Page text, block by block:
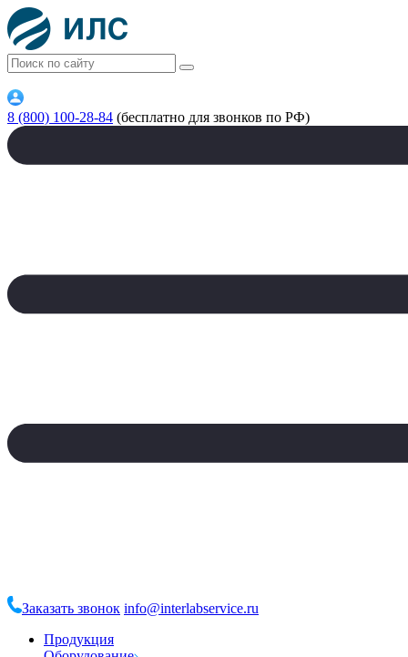
8 (800) 100-28-84 (бесплатно для звонков по РФ)
Заказать звонок info@interlabservice.ru
Продукция